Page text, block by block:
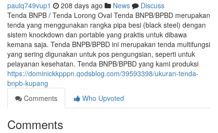
paulq749vup1 208 days ago News
Discuss
Tenda BNPB / Tenda Lorong Oval Tenda BNPB/BPBD merupakan
tenda yang menggunakan rangka pipa besi (black steel) dengan
sistem knockdown dan portable yang praktis untuk dibawa
kemana saja. Tenda BNPB/BPBD ini merupakan tenda multifungsi
yang sering digunakan untuk pos pengungsian, seperti untuk
pelayanan kesehatan. Tenda BNPB/BPBD yang kami produksi
https://dominickkpppn.qodsblog.com/39593398/ukuran-tenda-
bnpb-kupang
Comments
Who Upvoted
Comments